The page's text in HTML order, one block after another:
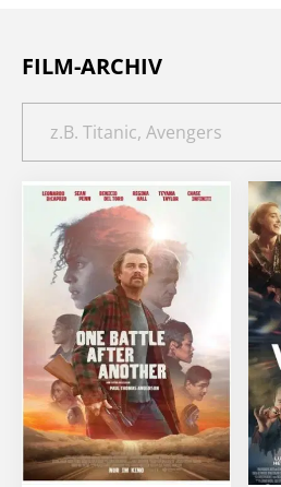
FILM-ARCHIV